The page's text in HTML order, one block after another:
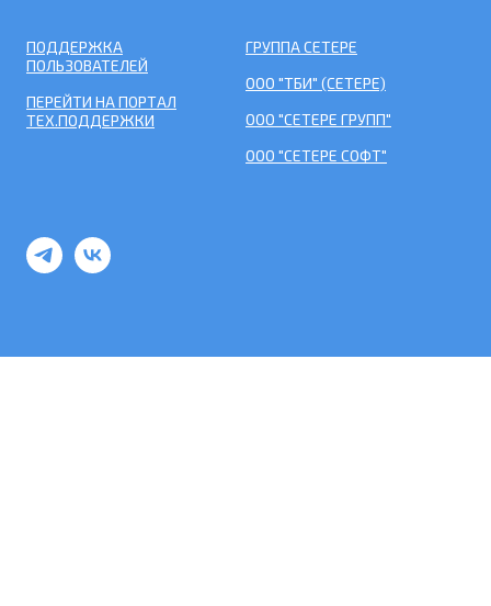
ПОДДЕРЖКА
ПОЛЬЗОВАТЕЛЕЙ
ПЕРЕЙТИ НА ПОРТАЛ
ТЕХ.ПОДДЕРЖКИ
ГРУППА СЕТЕРЕ
ООО "ТБИ" (СЕТЕРЕ)
ООО "СЕТЕРЕ ГРУПП"
ООО "СЕТЕРЕ СОФТ"